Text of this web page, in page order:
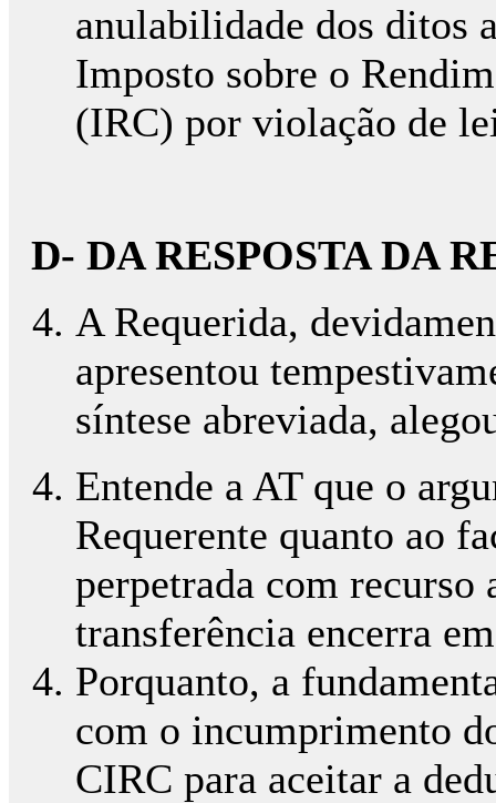
anulabilidade dos ditos
Imposto sobre o
(IRC) por violação de
D- DA RESPOSTA DA
A Requerida,
apresentou
síntese abreviada,
Entende a AT que o
Requerente quanto ao
perpetrada com recurso
transferência encerra
Porquanto, a
com o incumprimento
CIRC para aceitar a